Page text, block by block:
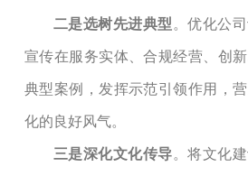
二是选树先进典型 。优化公
宣传在服务实体、合规经营、创
典型案例，发挥示范引领作用，
化的良好风气。
三是深化文化传导。将文化